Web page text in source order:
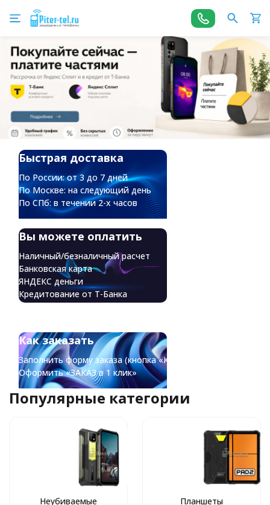
Быстрая доставка
По России: от 3 до 7 дней
По Москве: на следующий день
По СПб: в течении 2-х часов
Вы можете оплатить
Наличный/безналичный расчет
Банковская карта
ЯНДЕКС деньги
Кредитование от Т-Банка
Частями от Яндекс Сплит
Как заказать
Заполнить форму заказа (кнопка «КУПИТЬ»)
Оформить «ЗАКАЗ в 1 клик»
Популярные категории
Неубиваемые
Планшеты